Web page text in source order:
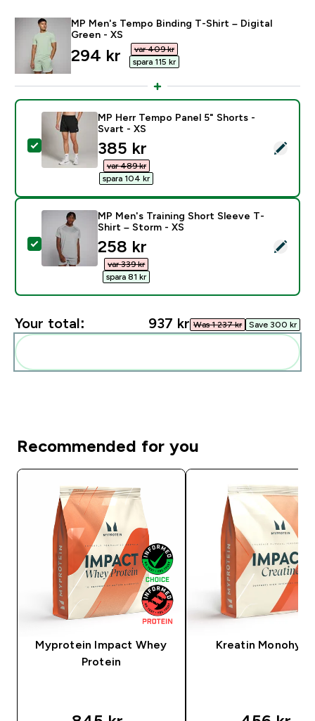
MP Men's Tempo Binding T-Shirt – Digital
Green - XS
discounted price
294 kr‎
var 409 kr‎
spara 115 kr‎
Select this product - MP Herr Tempo Panel 5" Shorts
MP Herr Tempo Panel 5" Shorts -
Svart - XS
discounted price
385 kr‎
var 489 kr‎
spara 104 kr‎
Select this product - MP Men's Training Short Sleeve
MP Men's Training Short Sleeve T-
Shirt – Storm - XS
discounted price
258 kr‎
var 339 kr‎
spara 81 kr‎
Your total: 937 kr‎ Was 1 237 kr‎ Save 300 kr‎
Recommended for you
Myprotein Impact Whey
Protein
Kreatin